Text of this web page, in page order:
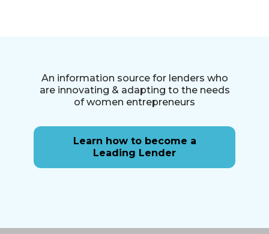
An information source for lenders who
are innovating & adapting to the needs
of women entrepreneurs
Learn how to become a
Leading Lender